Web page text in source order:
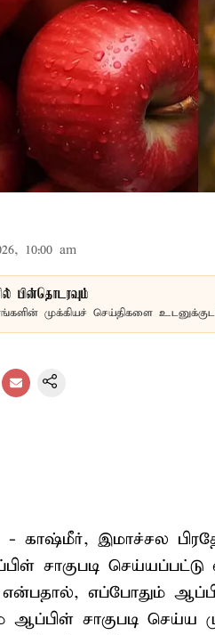
10:00 am
பின்தொடரவும்
முக்கியச் செய்திகளை
- காஷ்மீர், இமாச்சல
சாகுபடி செய்யப்பட்டு
எப்போதும்
ஆப்பிள் சாகுபடி செய்ய